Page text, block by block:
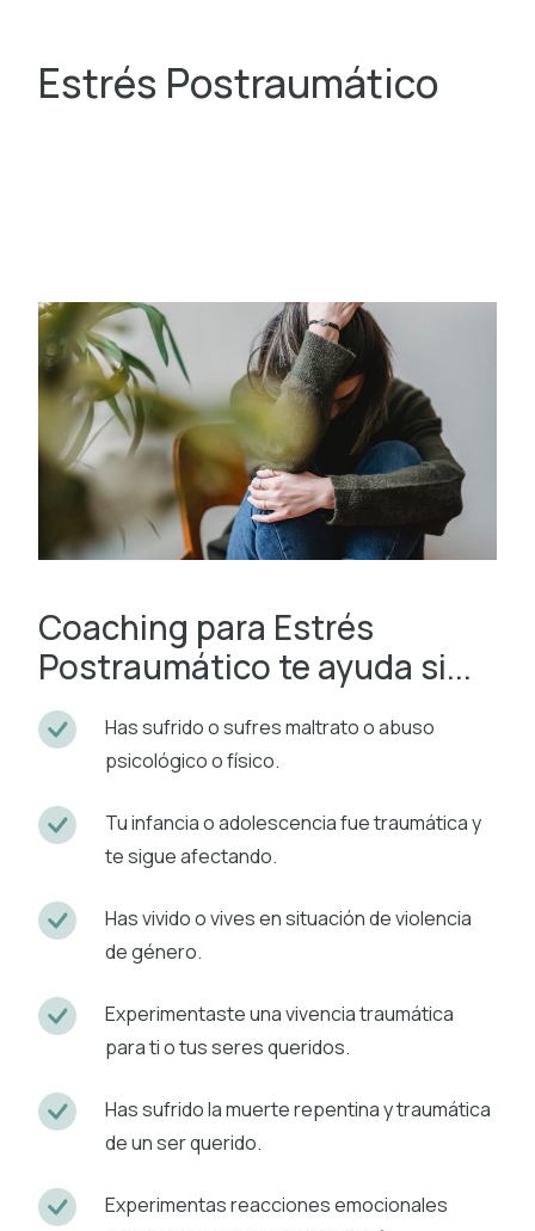
Estrés Postraumático
Coaching para Estrés
Postraumático te ayuda si...
Has sufrido o sufres maltrato o abuso
psicológico o físico.
Tu infancia o adolescencia fue traumática y
te sigue afectando.
Has vivido o vives en situación de violencia
de género.
Experimentaste una vivencia traumática
para ti o tus seres queridos.
Has sufrido la muerte repentina y traumática
de un ser querido.
Experimentas reacciones emocionales